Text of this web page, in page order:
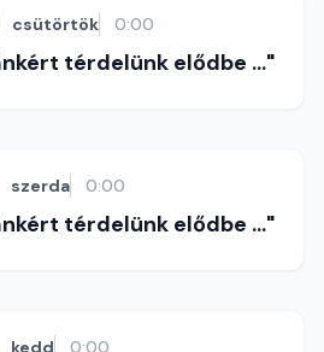
csütörtök 0:00
térdelünk elődbe ..."
szerda 0:00
térdelünk elődbe ..."
kedd 0:00